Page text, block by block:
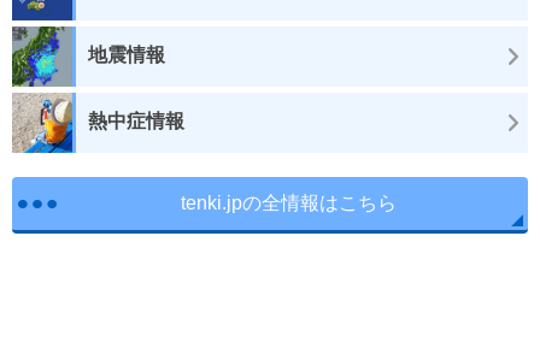
地震情報
熱中症情報
tenki.jpの全情報はこちら